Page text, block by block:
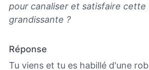
pour canaliser et satisfaire cette
grandissante ?
Réponse
Tu viens et tu es habillé d'une